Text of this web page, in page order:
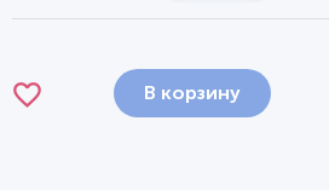
В корзину